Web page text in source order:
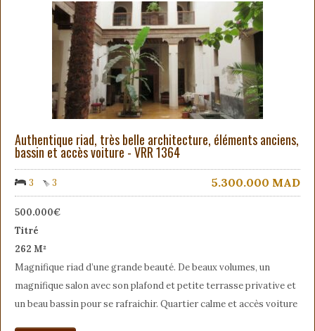
Authentique riad, très belle architecture, éléments anciens,
bassin et accès voiture - VRR 1364
3 3 5.300.000 MAD
500.000€
Titré
262 M²
Magnifique riad d’une grande beauté. De beaux volumes, un
magnifique salon avec son plafond et petite terrasse privative et
un beau bassin pour se rafraichir. Quartier calme et accès voiture